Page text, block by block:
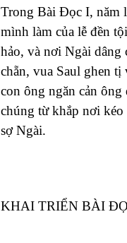
Trong Bài Đọc I, năm
mình làm của lễ đền
hảo, và nơi Ngài
chẵn, vua Saul ghen
con ông ngăn cản
chúng từ khắp nơi kéo
sợ Ngài.
KHAI TRIỂN BÀI